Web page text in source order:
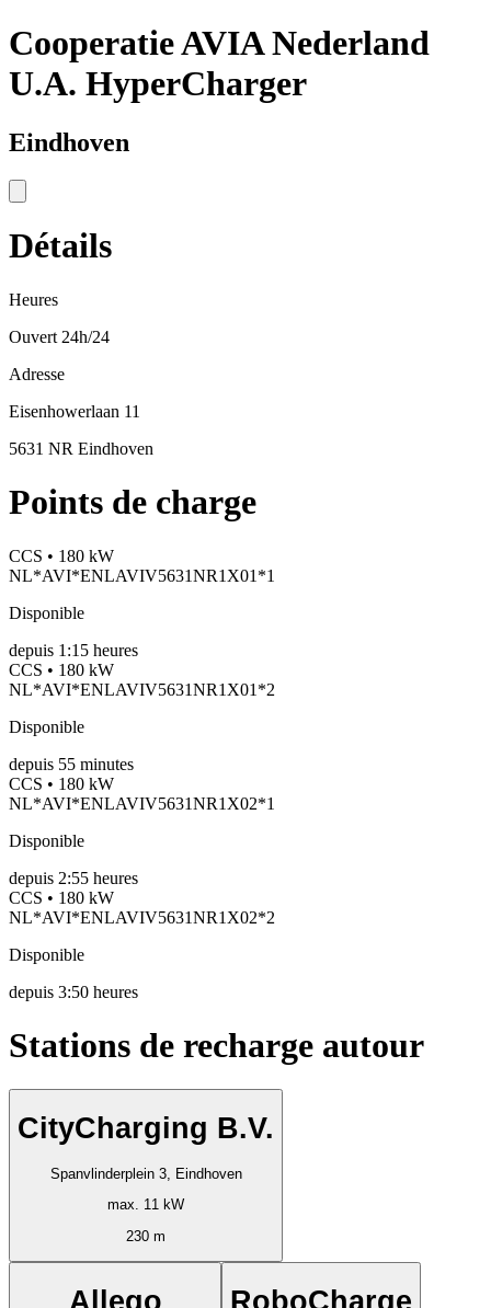
Cooperatie AVIA Nederland
U.A. HyperCharger
Eindhoven
Détails
Heures
Ouvert 24h/24
Adresse
Eisenhowerlaan 11
5631 NR Eindhoven
Points de charge
CCS • 180 kW
NL*AVI*ENLAVIV5631NR1X01*1
Disponible
depuis 1:15 heures
CCS • 180 kW
NL*AVI*ENLAVIV5631NR1X01*2
Disponible
depuis 55 minutes
CCS • 180 kW
NL*AVI*ENLAVIV5631NR1X02*1
Disponible
depuis 2:55 heures
CCS • 180 kW
NL*AVI*ENLAVIV5631NR1X02*2
Disponible
depuis 3:50 heures
Stations de recharge autour
CityCharging B.V.
Spanvlinderplein 3, Eindhoven
max. 11 kW
230 m
Allego RoboCharge